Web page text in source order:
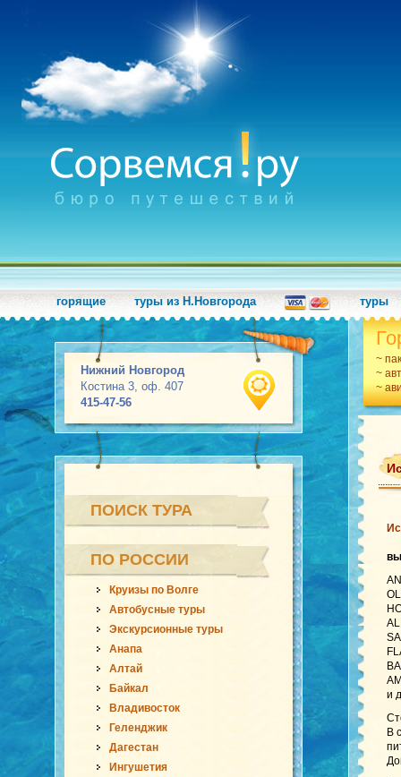
горящие туры из Н.Новгорода туры
Нижний Новгород
Костина 3, оф. 407
415-47-56
~
~
~
ПОИСК ТУРА
ПО РОССИИ
Круизы по Волге
Автобусные туры
Экскурсионные туры
Анапа
Алтай
Байкал
Владивосток
Геленджик
Дагестан
Ингушетия
и
В